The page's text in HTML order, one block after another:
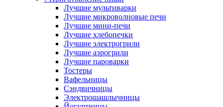
Лучшие мультиварки
Лучшие микроволновые печи
Лучшие мини-печи
Лучшие хлебопечки
Лучшие электрогрили
Лучшие аэрогрили
Лучшие пароварки
Тостеры
Вафельницы
Сэндвичницы
Электрошашлычницы